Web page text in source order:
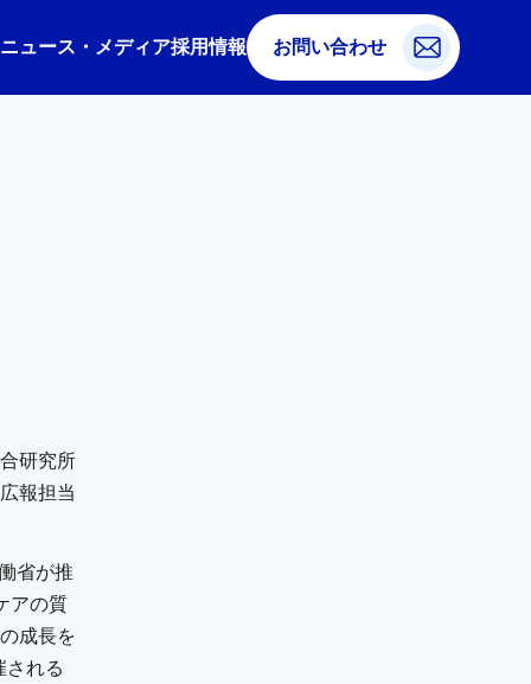
ニュース・メディア採用情報 お問い合わせ
研究所
広報担当
省が推
アの質
成長を
される